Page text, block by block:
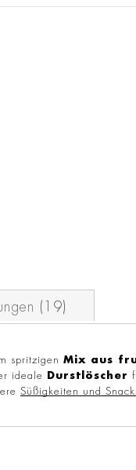
spritzigen Mix aus
ideale Durstlöscher
Süßigkeiten und
19